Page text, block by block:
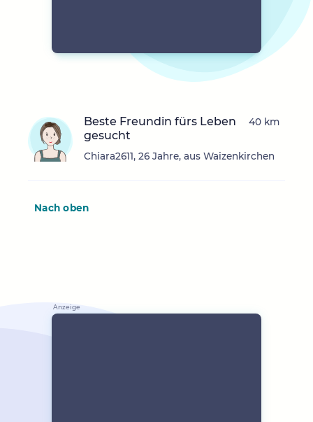
Beste Freundin fürs Leben
gesucht
Chiara2611, 26 Jahre, aus Waizenkirchen
40 km
Nach oben